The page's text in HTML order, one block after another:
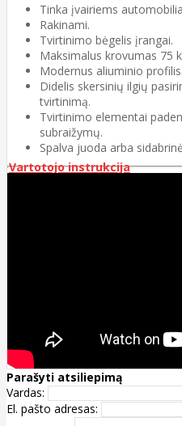
Tinka įvairiems
Rakinami.
Tvirtinimo bėgelis įrangai.
Maksimalus krovumas 75
Modernus aliuminio profilis.
Didelis skersinių ilgių
tvirtinimą.
Tvirtinimo elementai
subraižymų.
Spalva juoda arba
Vartotojo instrukcija
Parašyti atsiliepimą
Vardas:
El. pašto adresas: